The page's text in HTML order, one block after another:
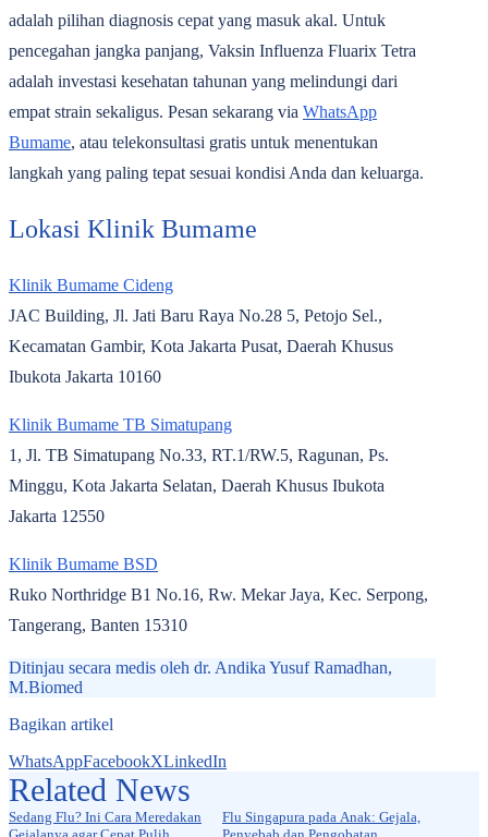
adalah pilihan diagnosis cepat yang masuk akal. Untuk
pencegahan jangka panjang, Vaksin Influenza Fluarix Tetra
adalah investasi kesehatan tahunan yang melindungi dari
empat strain sekaligus. Pesan sekarang via WhatsApp
Bumame, atau telekonsultasi gratis untuk menentukan
langkah yang paling tepat sesuai kondisi Anda dan keluarga.
Lokasi Klinik Bumame
Klinik Bumame Cideng
JAC Building, Jl. Jati Baru Raya No.28 5, Petojo Sel.,
Kecamatan Gambir, Kota Jakarta Pusat, Daerah Khusus
Ibukota Jakarta 10160
Klinik Bumame TB Simatupang
1, Jl. TB Simatupang No.33, RT.1/RW.5, Ragunan, Ps.
Minggu, Kota Jakarta Selatan, Daerah Khusus Ibukota
Jakarta 12550
Klinik Bumame BSD
Ruko Northridge B1 No.16, Rw. Mekar Jaya, Kec. Serpong,
Tangerang, Banten 15310
Ditinjau secara medis oleh dr. Andika Yusuf Ramadhan,
M.Biomed
Bagikan artikel
WhatsAppFacebookXLinkedIn
Related News
Vaksin Flu
Sedang Flu? Ini Cara Meredakan
Vaksin Flu
Flu Singapura pada Anak: Gejala,